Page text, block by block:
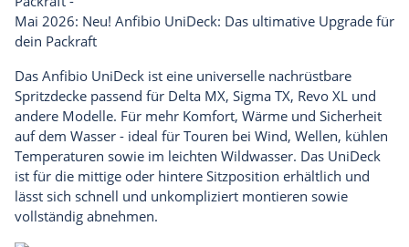
Mai 2026: Neu! Anfibio UniDeck: Das ultimative Upgrade für
dein Packraft
Das Anfibio UniDeck ist eine universelle nachrüstbare
Spritzdecke passend für Delta MX, Sigma TX, Revo XL und
andere Modelle. Für mehr Komfort, Wärme und Sicherheit
auf dem Wasser - ideal für Touren bei Wind, Wellen, kühlen
Temperaturen sowie im leichten Wildwasser. Das UniDeck
ist für die mittige oder hintere Sitzposition erhältlich und
lässt sich schnell und unkompliziert montieren sowie
vollständig abnehmen.